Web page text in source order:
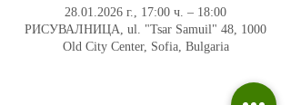
28.01.2026 г., 17:00 ч. – 18:00
РИСУВАЛНИЦА, ul. "Tsar Samuil" 48, 1000
Old City Center, Sofia, Bulgaria